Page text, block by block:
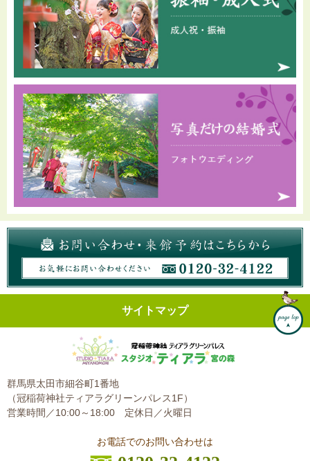
サイトマップ
群馬県太田市細谷町1番地
（冠稲荷神社ティアラグリーンパレス1F）
営業時間／10:00～18:00 定休日／火曜日
お電話でのお問い合わせは